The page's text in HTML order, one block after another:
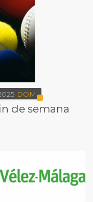
DOM
de semana